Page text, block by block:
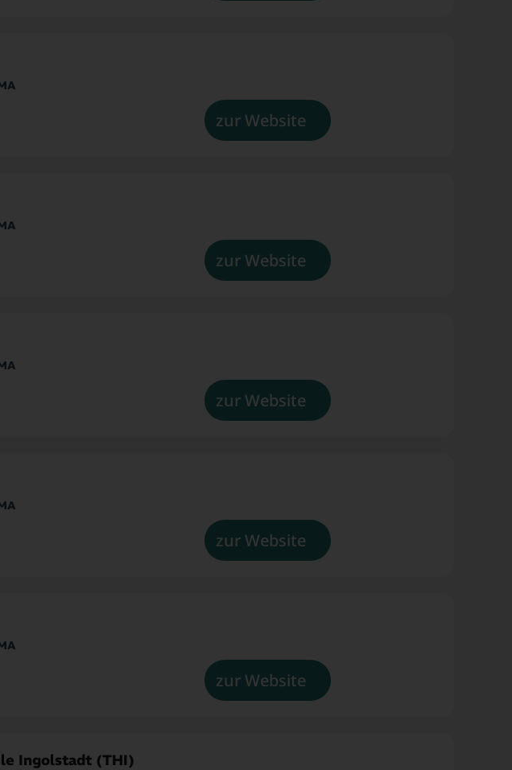
zur Website
zur Website
zur Website
zur Website
zur Website
Ingolstadt (THI)